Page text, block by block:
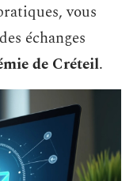
vous
échanges
de Créteil.